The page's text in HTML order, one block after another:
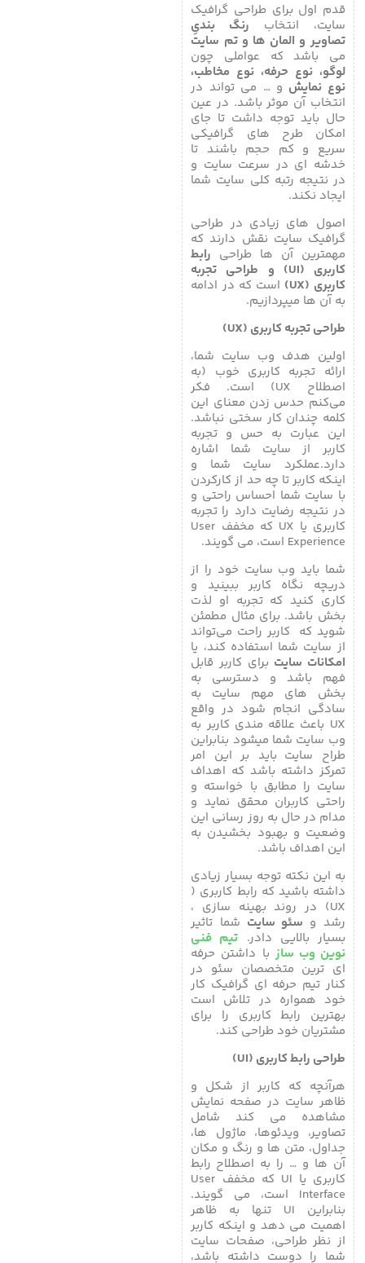
قدم اول برای طراحی گرافیک
سایت، انتخاب رنگ بندیِ
تصاویر و المان ها و تم سایت
می باشد که عواملی چون
لوگو، نوع حرفه، نوع مخاطب،
نوع نمایش و … می تواند در
انتخاب آن موثر باشد. در عین
حال باید توجه داشت تا جای
امکان طرح های گرافیکی
سریع و کم حجم باشند تا
خدشه ای در سرعت سایت و
در نتیجه رتبه کلی سایت شما
ایجاد نکند.
اصول های زیادی در طراحی
گرافیک سایت نقش دارند که
مهمترین آن ها طراحی رابط
کاربری (UI) و طراحی تجربه
کاربری (UX)
است که در ادامه
به آن ها میپردازیم.
طراحی تجربه کاربری (UX)
اولین هدف وب سایت شما،
ارائه تجربه کاربری خوب (به
اصطلاح UX) است. فکر
می‌کنم حدس زدن معنای این
کلمه چندان کار سختی نباشد.
این عبارت به حس و تجربه
کاربر از سایت شما اشاره
دارد.عملکرد سایت شما و
اینکه کاربر تا چه حد از کارکردن
با سایت شما احساس راحتی و
در نتیجه رضایت دارد را تجربه
کاربری یا UX که مخفف User
Experience است، می گویند.
شما باید وب سایت خود را از
دریچه نگاه کاربر ببینید و
کاری کنید که تجربه او لذت
بخش باشد. برای مثال مطمئن
شوید که کاربر راحت می‌تواند
از سایت شما استفاده کند، یا
امکانات سایت برای کاربر قابل
فهم باشد و دسترسی به
بخش های مهم سایت به
سادگی انجام شود در واقع
UX باعث علاقه مندی کاربر به
وب سایت شما میشود بنابراین
طراح سایت باید بر این امر
تمرکز داشته باشد که اهداف
سایت را مطابق با خواسته و
راحتی کاربران محقق نماید و
مدام در حال به روز رسانی این
وضعیت و بهبود بخشیدن به
این اهداف باشد.
به این نکته توجه بسیار زیادی
داشته باشید که رابط کاربری (
UX) در روند بهینه سازی ،
رشد و سئو سایت شما تاثیر
بسیار بالایی دادر. تیم فنی
نوین وب ساز با داشتن حرفه
ای ترین متخصصان سئو در
کنار تیم حرفه ای گرافیک کار
خود همواره در تلاش است
بهترین رابط کاربری را برای
مشتریان خود طراحی کند.
طراحی رابط کاربری (UI)
هرآنچه که کاربر از شکل و
ظاهر سایت در صفحه نمایش
مشاهده می کند شامل
تصاویر، ویدئوها، ماژول ها،
جداول، متن ها و رنگ و مکان
آن ها و … را به اصطلاح رابط
کاربری یا UI که مخفف User
Interface است، می گویند.
بنابراین UI تنها به ظاهر
اهمیت می دهد و اینکه کاربر
از نظر طراحی، صفحات سایت
شما را دوست داشته باشد،